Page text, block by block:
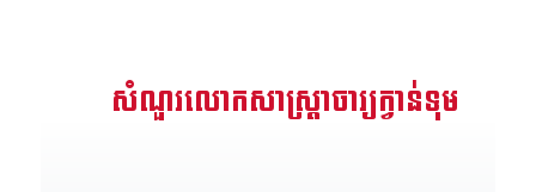
សំណួរលោកសាស្រ្តាចារ្យក្វាន់ទុម